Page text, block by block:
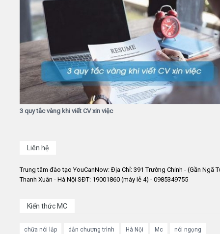
3 quy tắc vàng khi viết CV xin việc
Liên hệ
Trung tâm đào tạo YouCanNow: Địa Chỉ: 391 Trường Chinh - (Gần Ngã
Thanh Xuân - Hà Nội SĐT: 19001860 (máy lẻ 4) - 0985349755
Kiến thức MC
chữa nói lắp dẫn chương trình Hà Nội Mc nói ngọng